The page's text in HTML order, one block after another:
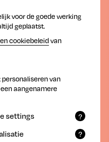
naleven van strikte
en
hele jaar door de keuze uit
geproduceerde tot exotische
Vandaag is dit
decennia is de wereldwijde
Om deze handel te
de Europese consument te
(MRL’s) en
voor de goede werking
geplaatst.
cookiebeleidvan
van
aangenamere
?
settings
?